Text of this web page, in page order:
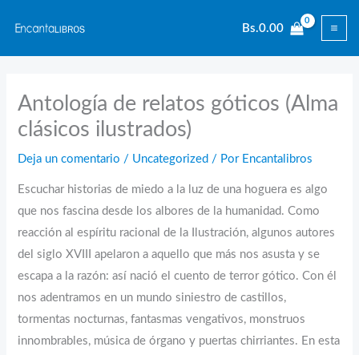
contenido
Bs.0.00
Antología de relatos góticos (Alma
clásicos ilustrados)
Deja un comentario / Uncategorized / Por Encantalibros
Escuchar historias de miedo a la luz de una hoguera es algo
que nos fascina desde los albores de la humanidad. Como
reacción al espíritu racional de la Ilustración, algunos autores
del siglo XVIII apelaron a aquello que más nos asusta y se
escapa a la razón: así nació el cuento de terror gótico. Con él
nos adentramos en un mundo siniestro de castillos,
tormentas nocturnas, fantasmas vengativos, monstruos
innombrables, música de órgano y puertas chirriantes. En esta